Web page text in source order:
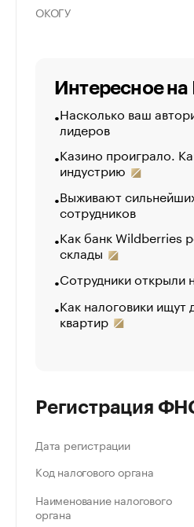
ОКОГУ
Интересное на
Насколько ваш
лидеров
Казино проиграло.
индустрию
Выживают
сотрудников
Как банк Wildberries
склады
Сотрудники открыли
Как налоговики
квартир
Регистрация
Дата регистрации
Код налогового органа
Наименование налогового
органа